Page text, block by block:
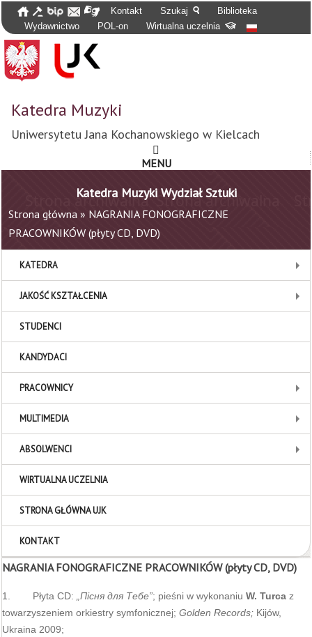
Kontakt Szukaj
Biblioteka
Wydawnictwo
POL-on Wirtualna uczelnia
Katedra Muzyki
Uniwersytetu Jana Kochanowskiego w Kielcach
MENU
Katedra Muzyki Wydział Sztuki
Strona główna » NAGRANIA FONOGRAFICZNE
PRACOWNIKÓW (płyty CD, DVD)
KATEDRA
JAKOŚĆ KSZTAŁCENIA
STUDENCI
KANDYDACI
PRACOWNICY
MULTIMEDIA
ABSOLWENCI
WIRTUALNA UCZELNIA
STRONA GŁÓWNA UJK
KONTAKT
NAGRANIA FONOGRAFICZNE PRACOWNIKÓW (płyty CD, DVD)
1. Płyta CD: Пісня для Тебе”; pieśni w wykonaniu W. Turca z
towarzyszeniem orkiestry symfonicznej; Golden Records; Kijów,
Ukraina 2009;